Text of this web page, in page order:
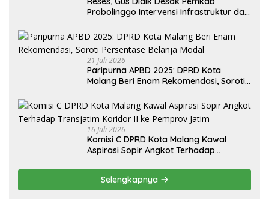
Probolinggo Intervensi Infrastruktur dan
21 Juli 2026
Paripurna APBD 2025: DPRD Kota
Malang Beri Enam Rekomendasi, Soroti
16 Juli 2026
Komisi C DPRD Kota Malang Kawal
Aspirasi Sopir Angkot Terhadap
Selengkapnya